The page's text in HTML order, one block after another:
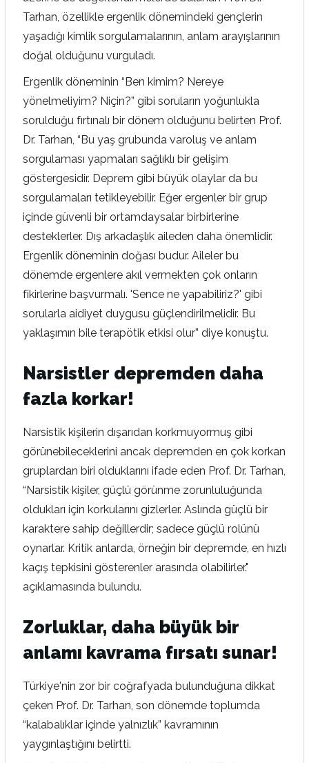
Tarhan, özellikle ergenlik dönemindeki gençlerin
yaşadığı kimlik sorgulamalarının, anlam arayışlarının
doğal olduğunu vurguladı.
Ergenlik döneminin “Ben kimim? Nereye
yönelmeliyim? Niçin?” gibi soruların yoğunlukla
sorulduğu fırtınalı bir dönem olduğunu belirten Prof.
Dr. Tarhan, “Bu yaş grubunda varoluş ve anlam
sorgulaması yapmaları sağlıklı bir gelişim
göstergesidir. Deprem gibi büyük olaylar da bu
sorgulamaları tetikleyebilir. Eğer ergenler bir grup
içinde güvenli bir ortamdaysalar birbirlerine
desteklerler. Dış arkadaşlık aileden daha önemlidir.
Ergenlik döneminin doğası budur. Aileler bu
dönemde ergenlere akıl vermekten çok onların
fikirlerine başvurmalı. 'Sence ne yapabiliriz?' gibi
sorularla aidiyet duygusu güçlendirilmelidir. Bu
yaklaşımın bile terapötik etkisi olur” diye konuştu.
Narsistler depremden daha
fazla korkar!
Narsistik kişilerin dışarıdan korkmuyormuş gibi
görünebileceklerini ancak depremden en çok korkan
gruplardan biri olduklarını ifade eden Prof. Dr. Tarhan,
“Narsistik kişiler, güçlü görünme zorunluluğunda
oldukları için korkularını gizlerler. Aslında güçlü bir
karaktere sahip değillerdir; sadece güçlü rolünü
oynarlar. Kritik anlarda, örneğin bir depremde, en hızlı
kaçış tepkisini gösterenler arasında olabilirler."
açıklamasında bulundu.
Zorluklar, daha büyük bir
anlamı kavrama fırsatı sunar!
Türkiye'nin zor bir coğrafyada bulunduğuna dikkat
çeken Prof. Dr. Tarhan, son dönemde toplumda
“kalabalıklar içinde yalnızlık” kavramının
yaygınlaştığını belirtti.